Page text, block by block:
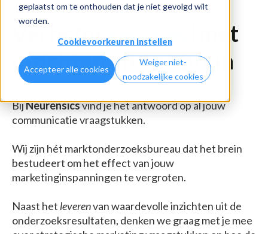
geplaatst om te onthouden dat je niet gevolgd wilt
worden.
Cookievoorkeuren instellen
Accepteer alle cookies
Weiger niet-
noodzakelijke cookies
Verbeterreclame
met
inzichten uit het brein
BijNeurensicsvind je het antwoord op al jouw
communicatie vraagstukken.
Wij zijn hét marktonderzoeksbureau dat het brein
bestudeert om het effect van jouw
marketinginspanningen te vergroten.
Naast het leverenvan waardevolle inzichten uit de
onderzoeksresultaten, denken we graag met je mee